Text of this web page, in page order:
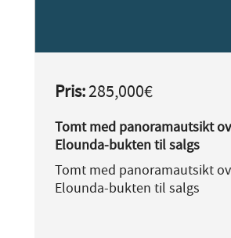
Pris:285,000€
Tomt med panoramautsikt
Elounda-bukten til salgs
Tomt med panoramautsikt
Elounda-bukten til salgs